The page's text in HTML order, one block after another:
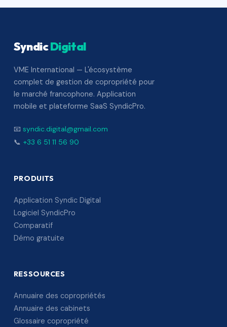
SyndicDigital
VME International — L'écosystème
complet de gestion de copropriété pour
le marché francophone. Application
mobile et plateforme SaaS SyndicPro.
📧 syndic.digital@gmail.com
📞 +33 6 51 11 56 90
PRODUITS
Application Syndic Digital
Logiciel SyndicPro
Comparatif
Démo gratuite
RESSOURCES
Annuaire des copropriétés
Annuaire des cabinets
Glossaire copropriété